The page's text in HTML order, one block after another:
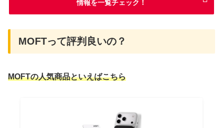
情報を一覧チェック！
MOFTって評判良いの？
MOFTの人気商品といえばこちら